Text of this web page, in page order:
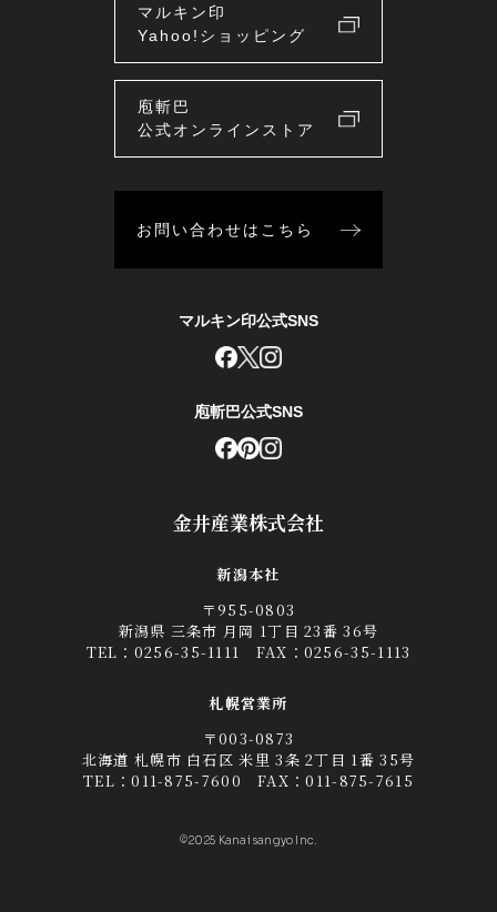
金井産業株式会社
新潟本社
〒955-0803
新潟県 三条市 月岡 1丁目 23番 36号
TEL： 0256-35-1111 FAX：0256-35-1113
札幌営業所
〒003-0873
北海道 札幌市 白石区 米里 3条 2丁目 1番 35号
TEL：011-875-7600 FAX：011-875-7615
©2025 Kanai sangyo Inc.
マルキン印
Yahoo!ショッピング
庖斬巴
公式オンラインストア
お問い合わせはこちら
マルキン印公式SNS
庖斬巴公式SNS